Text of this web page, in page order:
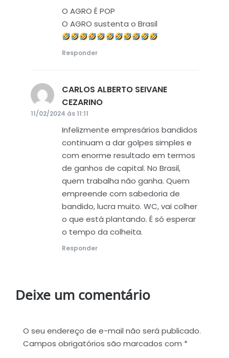
O AGRO É POP
O AGRO sustenta o Brasil
Responder
CARLOS ALBERTO SEIVANE
CEZARINO
11/02/2024 às 11:11
Infelizmente empresários bandidos
continuam a dar golpes simples e
com enorme resultado em termos
de ganhos de capital. No Brasil,
quem trabalha não ganha. Quem
empreende com sabedoria de
bandido, lucra muito. WC, vai colher
o que está plantando. É só esperar
o tempo da colheita.
Responder
Deixe um comentário
O seu endereço de e-mail não será publicado.
Campos obrigatórios são marcados com *